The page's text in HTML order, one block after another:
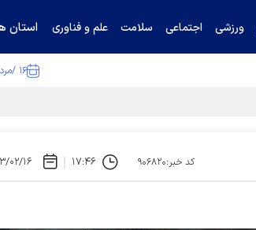
ورزشی اجتماعی سلامت علم و فناوری استان
۱۶ /مرداد /۱۴۰۵
کد خبر:۹۰۶۸۲۰ ۱۷:۴۶ ۱۴۰۳/